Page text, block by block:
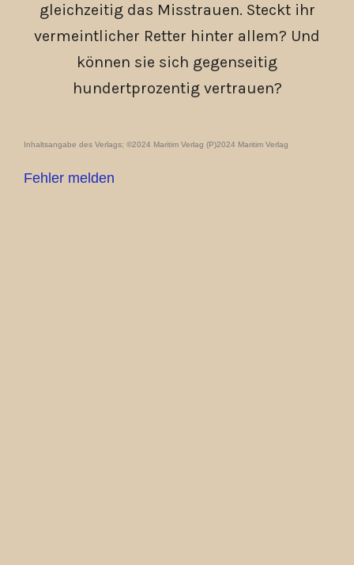
gleichzeitig das Misstrauen. Steckt ihr
vermeintlicher Retter hinter allem? Und
können sie sich gegenseitig
hundertprozentig vertrauen?
Inhaltsangabe des Verlags; ©2024 Maritim Verlag (P)2024 Maritim Verlag
Fehler melden